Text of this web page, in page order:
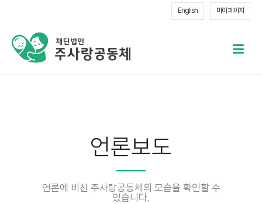
English 마이 페이지
메
언론보도
언론에 비친 주사랑공동체의 모습을 확인할 수
있습니다.